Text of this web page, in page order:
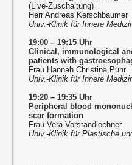
(Live-Zuschaltung)
Herr Andreas Kerschbaumer
Univ.-Klinik für Innere
19:00 – 19:15 Uhr
Clinical, immunological
patients with
Frau Hannah Christina Puhr
Univ.-Klinik für Innere
19:20 – 19:35 Uhr
Peripheral blood
scar formation
Frau Vera Vorstandlechner
Univ.-Klinik für Plastische